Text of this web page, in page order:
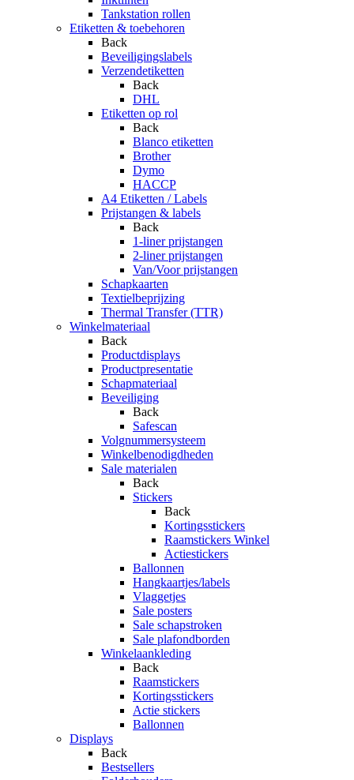
Tankstation rollen
Etiketten & toebehoren
Back
Beveiligingslabels
Verzendetiketten
Back
DHL
Etiketten op rol
Back
Blanco etiketten
Brother
Dymo
HACCP
A4 Etiketten / Labels
Prijstangen & labels
Back
1-liner prijstangen
2-liner prijstangen
Van/Voor prijstangen
Schapkaarten
Textielbeprijzing
Thermal Transfer (TTR)
Winkelmateriaal
Back
Productdisplays
Productpresentatie
Schapmateriaal
Beveiliging
Back
Safescan
Volgnummersysteem
Winkelbenodigdheden
Sale materialen
Back
Stickers
Back
Kortingsstickers
Raamstickers Winkel
Actiestickers
Ballonnen
Hangkaartjes/labels
Vlaggetjes
Sale posters
Sale schapstroken
Sale plafondborden
Winkelaankleding
Back
Raamstickers
Kortingsstickers
Actie stickers
Ballonnen
Displays
Back
Bestsellers